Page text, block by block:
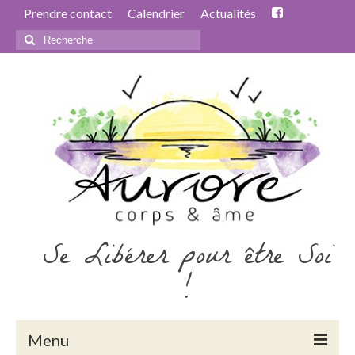
Prendre contact Calendrier Actualités
Rechercher
:
Se Libérer pour être Soi
!
Menu